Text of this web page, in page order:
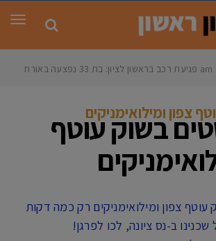
פגיעת רכב בראשון לציון: בת 33 נפצעה באורח
צפון ומילואימניקים
בשוק עוטף